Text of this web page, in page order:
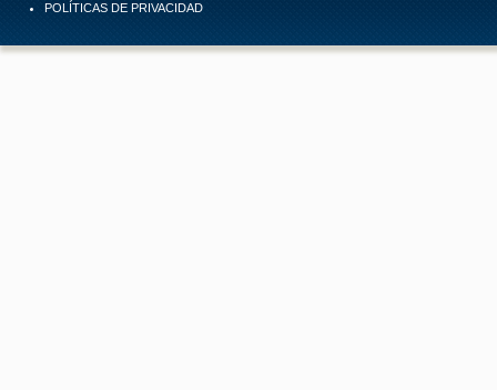
POLÍTICAS DE PRIVACIDAD